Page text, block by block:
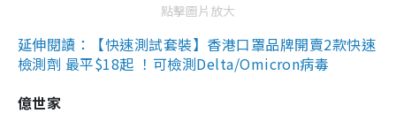
點擊圖片放大
延伸閱讀：【快速測試套裝】香港口罩品牌開賣2款快速
檢測劑 最平$18起 ！可檢測Delta/Omicron病毒
億世家